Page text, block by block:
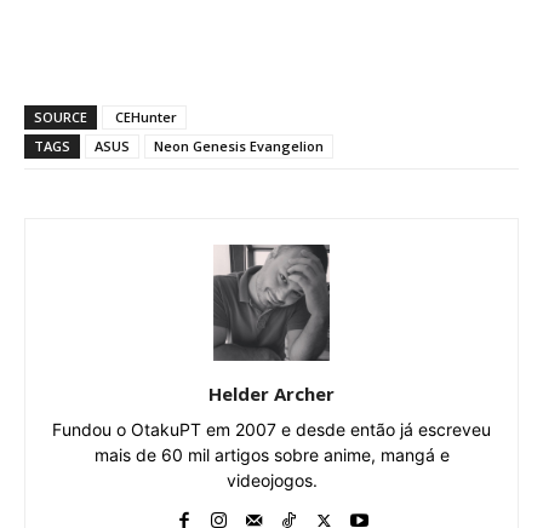
SOURCE
CEHunter
TAGS
ASUS Neon Genesis Evangelion
Helder Archer
Fundou o OtakuPT em 2007 e desde então já escreveu
mais de 60 mil artigos sobre anime, mangá e
videojogos.